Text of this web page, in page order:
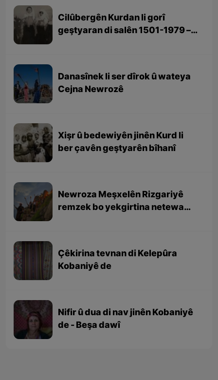
Cilûbergên Kurdan li gorî
geştyaran di salên 1501-1979 –
Danasînek li ser dîrok û wateya
Cejna Newrozê
Xişr û bedewiyên jinên Kurd li
ber çavên geştyarên bîhanî
Newroza Meşxelên Rizgariyê
remzek bo yekgirtina netewa
Çêkirina tevnan di Kelepûra
Kobaniyê de
Nifir û dua di nav jinên Kobaniyê
de - Beşa dawî